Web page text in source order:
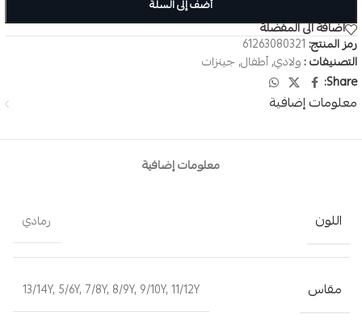
أضف إلى السلة
اضافة الى المفضلة
رمز المنتج: 61263080321
التصنيفات : ولادي,أطفال, جينزات
Share:
معلومات إضافية
معلومات إضافية
اللون رمادي
مقاس 13/14Y, 5/6Y, 7/8Y, 8/9Y, 9/10Y, 11/12Y